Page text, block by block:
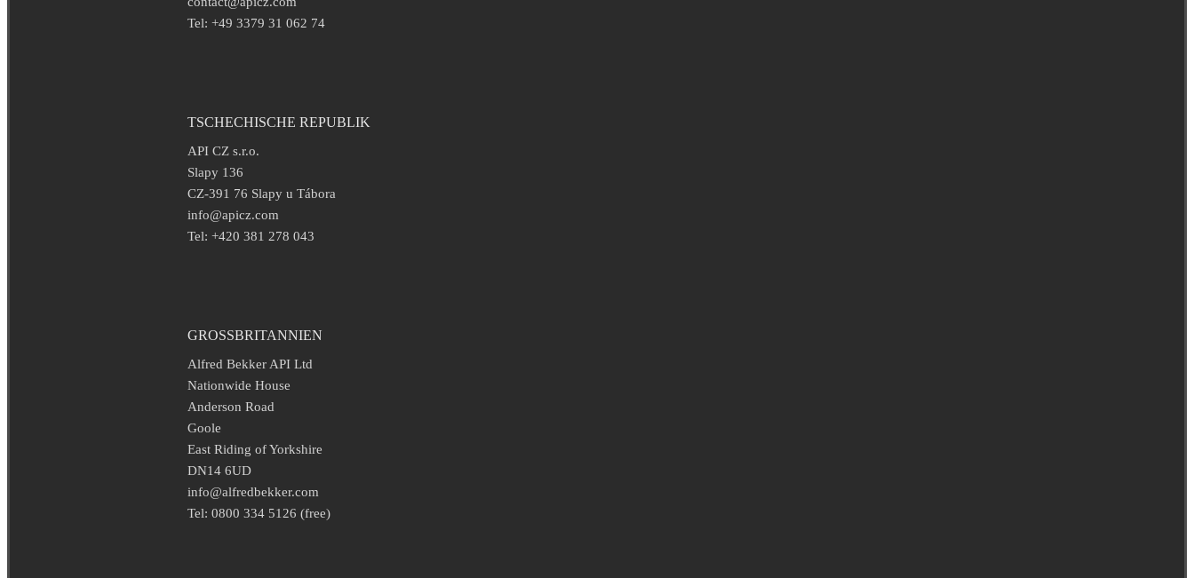
Tel: +49 3379 31 062 74
TSCHECHISCHE REPUBLIK
API CZ s.r.o.
Slapy 136
CZ-391 76 Slapy u Tábora
info@apicz.com
Tel: +420 381 278 043
GROSSBRITANNIEN
Alfred Bekker API Ltd
Nationwide House
Anderson Road
Goole
East Riding of Yorkshire
DN14 6UD
info@alfredbekker.com
Tel: 0800 334 5126 (free)